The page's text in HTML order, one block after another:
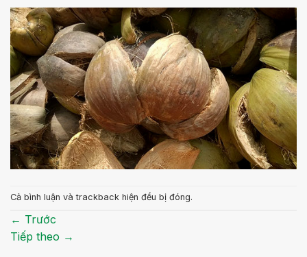
Cả bình luận và trackback hiện đều bị đóng.
← Trước
Tiếp theo →